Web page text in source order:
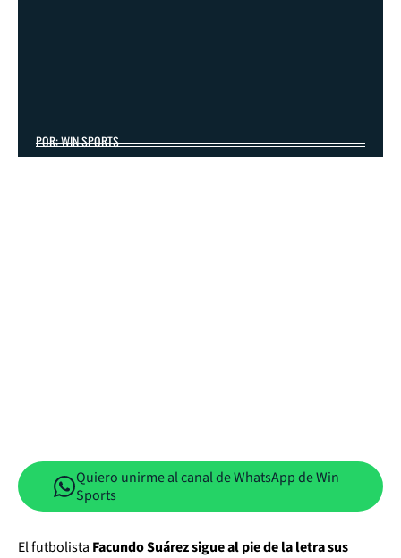
POR: WIN SPORTS
Quiero unirme al canal de WhatsApp de Win
Sports
El futbolista Facundo Suárez sigue al pie de la letra sus